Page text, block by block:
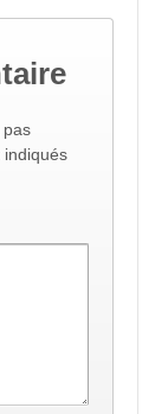
pas
indiqués